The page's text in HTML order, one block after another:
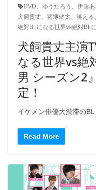
DVD
ゆうたろう 伊藤あ
犬飼貴丈
猪塚健太 笑える
絶対BLになる世界vs絶対BL
犬飼貴丈主演
なる世界vs絶
男 シーズン2
定！
イケメン俳優大渋滞の
Read More